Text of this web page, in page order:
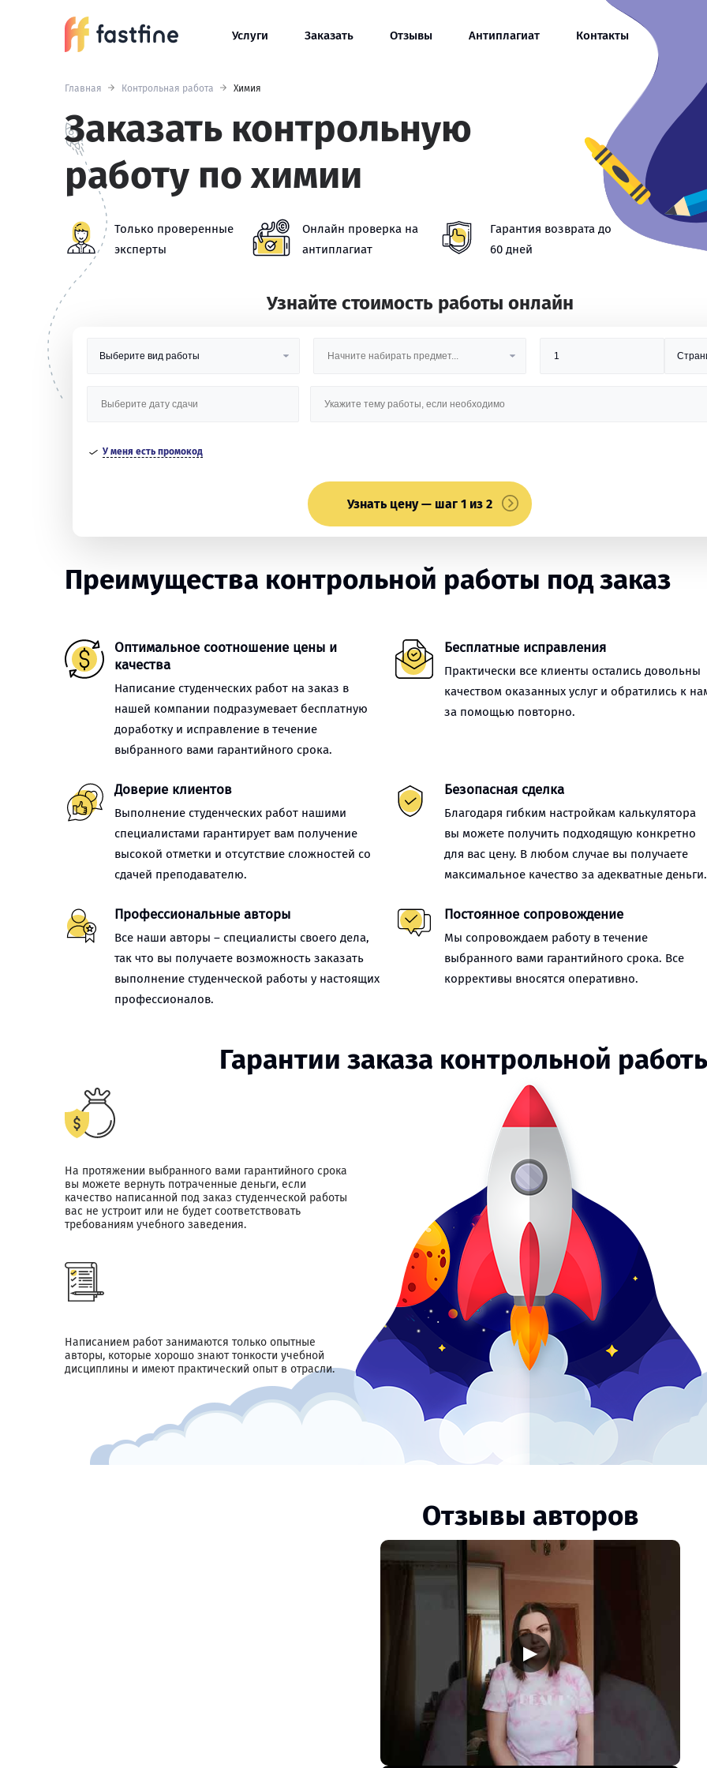
Услуги Заказать Отзывы Антиплагиат Контакты
Главная Контрольная работа Химия
Заказать контрольную
работу по химии
Только проверенные
эксперты
Онлайн проверка на
антиплагиат
Гарантия возврата до
60 дней
Узнайте стоимость работы онлайн
У меня есть промокод
Узнать цену — шаг 1 из 2
Преимущества контрольной работы под заказ
Оптимальное соотношение цены и
качества
Написание студенческих работ на заказ в
нашей компании подразумевает бесплатную
доработку и исправление в течение
выбранного вами гарантийного срока.
Бесплатные исправления
Практически все клиенты остались довольны
качеством оказанных услуг и обратились к
за помощью повторно.
Доверие клиентов
Выполнение студенческих работ нашими
специалистами гарантирует вам получение
высокой отметки и отсутствие сложностей со
сдачей преподавателю.
Безопасная сделка
Благодаря гибким настройкам калькулятора
вы можете получить подходящую конкретно
для вас цену. В любом случае вы получаете
максимальное качество за адекватные деньги.
Профессиональные авторы
Все наши авторы – специалисты своего дела,
так что вы получаете возможность заказать
выполнение студенческой работы у настоящих
профессионалов.
Постоянное сопровождение
Мы сопровождаем работу в течение
выбранного вами гарантийного срока. Все
коррективы вносятся оперативно.
Гарантии заказа контрольной
На протяжении выбранного вами гарантийного срока
вы можете вернуть потраченные деньги, если
качество написанной под заказ студенческой работы
вас не устроит или не будет соответствовать
требованиям учебного заведения.
Написанием работ занимаются только опытные
авторы, которые хорошо знают тонкости учебной
дисциплины и имеют практический опыт в отрасли.
Отзывы авторов
▶